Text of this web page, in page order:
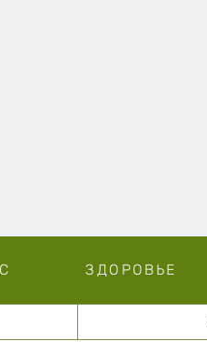
ЗДОРОВЬЕ